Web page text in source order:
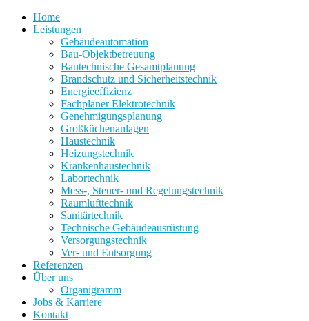
Home
Leistungen
Gebäudeautomation
Bau-Objektbetreuung
Bautechnische Gesamtplanung
Brandschutz und Sicherheitstechnik
Energieeffizienz
Fachplaner Elektrotechnik
Genehmigungsplanung
Großküchenanlagen
Haustechnik
Heizungstechnik
Krankenhaustechnik
Labortechnik
Mess-, Steuer- und Regelungstechnik
Raumlufttechnik
Sanitärtechnik
Technische Gebäudeausrüstung
Versorgungstechnik
Ver- und Entsorgung
Referenzen
Über uns
Organigramm
Jobs & Karriere
Kontakt